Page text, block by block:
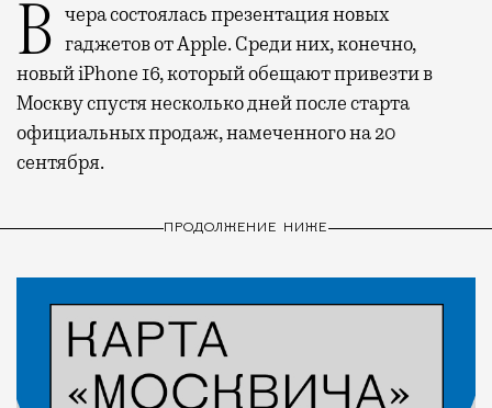
Вчера состоялась презентация новых гаджетов от Apple. Среди них, конечно,
новый iPhone 16, который обещают привезти в
Москву спустя несколько дней после старта
официальных продаж, намеченного на 20
сентября.
ПРОДОЛЖЕНИЕ НИЖЕ